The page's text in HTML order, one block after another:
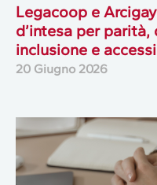
Legacoop e
d’intesa per
inclusione e
20 Giugno 2026